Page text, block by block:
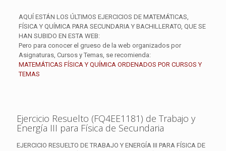
AQUÍ ESTÁN LOS ÚLTIMOS EJERCICIOS DE MATEMÁTICAS,
FÍSICA Y QUÍMICA PARA SECUNDARIA Y BACHILLERATO, QUE SE
HAN SUBIDO EN ESTA WEB:
Pero para conocer el grueso de la web organizados por
Asignaturas, Cursos y Temas, se recomienda:
MATEMÁTICAS FÍSICA Y QUÍMICA ORDENADOS POR CURSOS Y
TEMAS
Ejercicio Resuelto (FQ4EE1181) de Trabajo y
Energía III para Física de Secundaria
EJERCICIO RESUELTO DE TRABAJO Y ENERGÍA III PARA FÍSICA DE